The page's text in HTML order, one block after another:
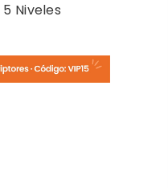
Ottoman
Niveles